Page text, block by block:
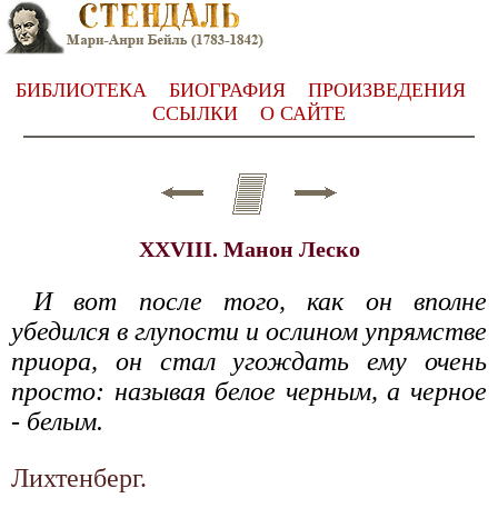
БИБЛИОТЕКА БИОГРАФИЯ
ПРОИЗВЕДЕНИЯ
ССЫЛКИ
О САЙТЕ
XXVIII. Манон Леско
И вот после того, как он вполне
убедился в глупости и ослином упрямстве
приора, он стал угождать ему очень
просто: называя белое черным, а черное
- белым.
Лихтенберг.